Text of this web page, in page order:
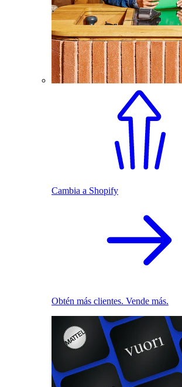
Cambia a Shopify
Obtén más clientes. Vende más.